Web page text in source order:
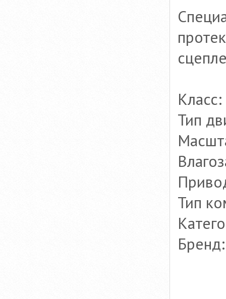
Тип
Тип